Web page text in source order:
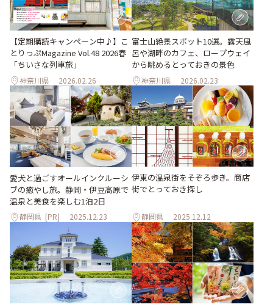
【定期購読キャンペーン中♪】こ
とりっぷMagazine Vol.48 2026春
「ちいさな列車旅」
神奈川県 2026.02.26
富士山絶景スポット10選。露天風
呂や湖畔のカフェ、ロープウェイ
から眺めるとっておきの景色
神奈川県 2026.02.23
愛犬と過ごすオールインクルーシ
ブの癒やし旅。静岡・伊豆高原で
温泉と美食を楽しむ1泊2日
静岡県 [PR] 2025.12.23
伊東の温泉街をそぞろ歩き。商店
街でとっておき探し
静岡県 2025.12.12